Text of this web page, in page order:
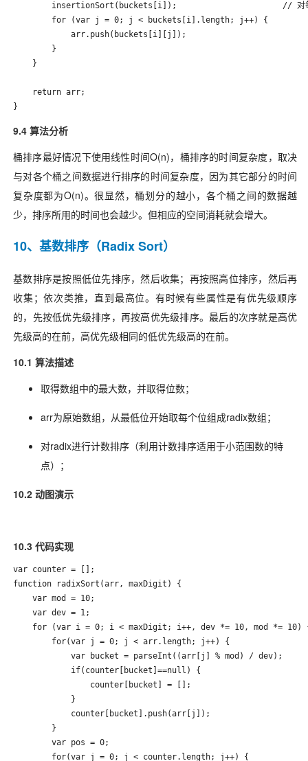
insertionSort(buckets[i]);                      // 对每
        for (var j = 0; j < buckets[i].length; j++) {
            arr.push(buckets[i][j]);
        }
    }
    return arr;
9.4 算法分析
桶排序最好情况下使用线性时间O(n)，桶排序的时间复杂度，取决
与对各个桶之间数据进行排序的时间复杂度，因为其它部分的时间
复杂度都为O(n)。很显然，桶划分的越小，各个桶之间的数据越
少，排序所用的时间也会越少。但相应的空间消耗就会增大。
10、基数排序（Radix Sort）
基数排序是按照低位先排序，然后收集；再按照高位排序，然后再
收集；依次类推，直到最高位。有时候有些属性是有优先级顺序
的，先按低优先级排序，再按高优先级排序。最后的次序就是高优
先级高的在前，高优先级相同的低优先级高的在前。
10.1 算法描述
取得数组中的最大数，并取得位数；
arr为原始数组，从最低位开始取每个位组成radix数组；
对radix进行计数排序（利用计数排序适用于小范围数的特
点）；
10.2 动图演示
10.3 代码实现
var counter = [];
function radixSort(arr, maxDigit) {
    var mod = 10;
    var dev = 1;
for (var i = 0; i < maxDigit; i++, dev *= 10, mod *= 10)
        for(var j = 0; j < arr.length; j++) {
            var bucket = parseInt((arr[j] % mod) / dev);
            if(counter[bucket]==null) {
                counter[bucket] = [];
            }
            counter[bucket].push(arr[j]);
        }
        var pos = 0;
        for(var j = 0; j < counter.length; j++) {